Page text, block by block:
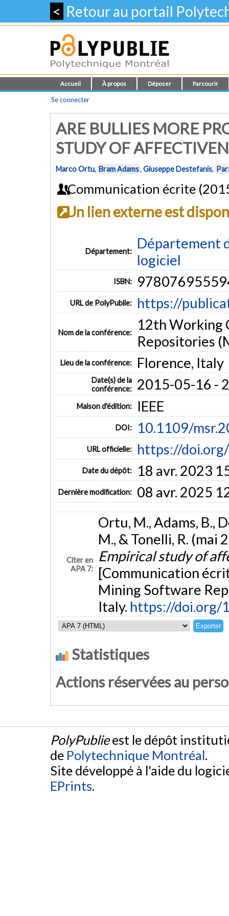
< Retour au portail
Accueil À propos Déposer Parcourir
Se connecter
ARE BULLIES MORE
STUDY OF
Marco Ortu, Bram Adams,Giuseppe Destefanis,
Communication écrite
Un lien externe est
Département:
Département
logiciel
ISBN:
URL de PolyPublie: https://
Nom de la conférence:
12th Working
Repositories
Lieu de la conférence: Florence, Italy
Date(s) de la
conférence:
2015-05-16 -
Maison d'édition: IEEE
DOI: 10.1109/
URL officielle: https://
Date du dépôt: 18 avr. 2023
Dernière modification: 08 avr. 2025
Citer en
APA 7:
Ortu, M., Adams, B.,
M., & Tonelli, R. (mai
Empirical study of
[Communication
Mining Software
Italy. https://doi.org/
Statistiques
Actions réservées au
PolyPublieest le dépôt
de Polytechnique Montréal.
Site développé à l'aide du
EPrints.